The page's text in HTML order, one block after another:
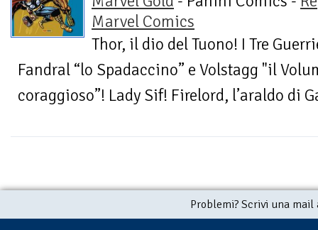
Marvel Comics
Thor, il dio del Tuono! I Tre
Fandral “lo Spadaccino” e Volstagg "il
coraggioso”! Lady Sif! Firelord, l’araldo di
Problemi? Scrivi una